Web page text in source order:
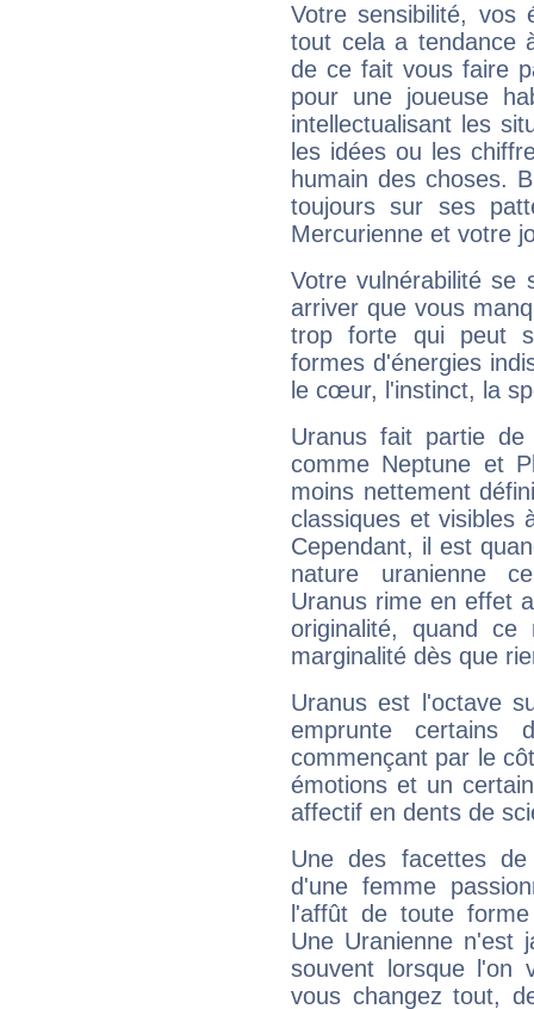
Votre sensibilité,
tout cela a tendance
de ce fait vous faire
pour une joueuse
intellectualisant les
les idées ou les
humain des choses.
toujours sur ses
Mercurienne et votre
Votre vulnérabilité se
arriver que vous
trop forte qui peut
formes d'énergies
le cœur, l'instinct, la
Uranus fait partie
comme Neptune et
moins nettement
classiques et visibles
Cependant, il est
nature uranienne
Uranus rime en effet
originalité, quand ce
marginalité dès que
Uranus est l'octave
emprunte
commençant par le
émotions et un
affectif en dents de
Une des facettes
d'une femme
l'affût de toute
Une Uranienne n'est
souvent lorsque l'on
vous changez tout,